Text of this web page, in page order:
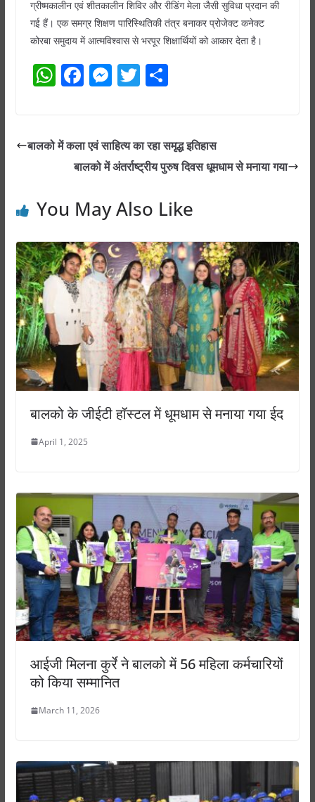
ग्रीष्मकालीन एवं शीतकालीन शिविर और रीडिंग मेला जैसी सुविधा प्रदान की
गई हैं। एक समग्र शिक्षण पारिस्थितिकी तंत्र बनाकर प्रोजेक्ट कनेक्ट
कोरबा समुदाय में आत्मविश्वास से भरपूर शिक्षार्थियों को आकार देता है।
W
s
p
F
e
b
o
M
e
n
er
T
er
S
e
बालको में कला एवं साहित्य का रहा समृद्ध इतिहास
बालको में अंतर्राष्ट्रीय पुरुष दिवस धूमधाम से मनाया गया
You May Also Like
बालको के जीईटी हॉस्टल में धूमधाम से मनाया गया ईद
April 1, 2025
आईजी मिलना कुर्रे ने बालको में 56 महिला कर्मचारियों
को किया सम्मानित
March 11, 2026